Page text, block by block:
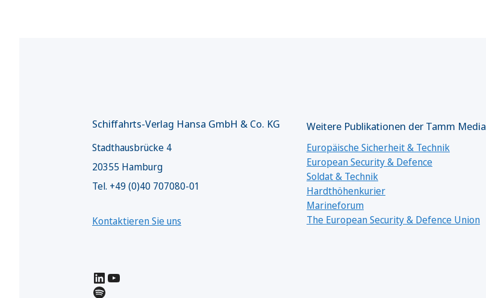
Schiffahrts-Verlag Hansa GmbH & Co. KG
Stadthausbrücke 4
20355 Hamburg
Tel. +49 (0)40 707080-01
Kontaktieren Sie uns
LinkedIn
YouTube
Spotify
Weitere Publikationen der Tamm Media
Europäische Sicherheit & Technik
European Security & Defence
Soldat & Technik
Hardthöhenkurier
Marineforum
The European Security & Defence Union